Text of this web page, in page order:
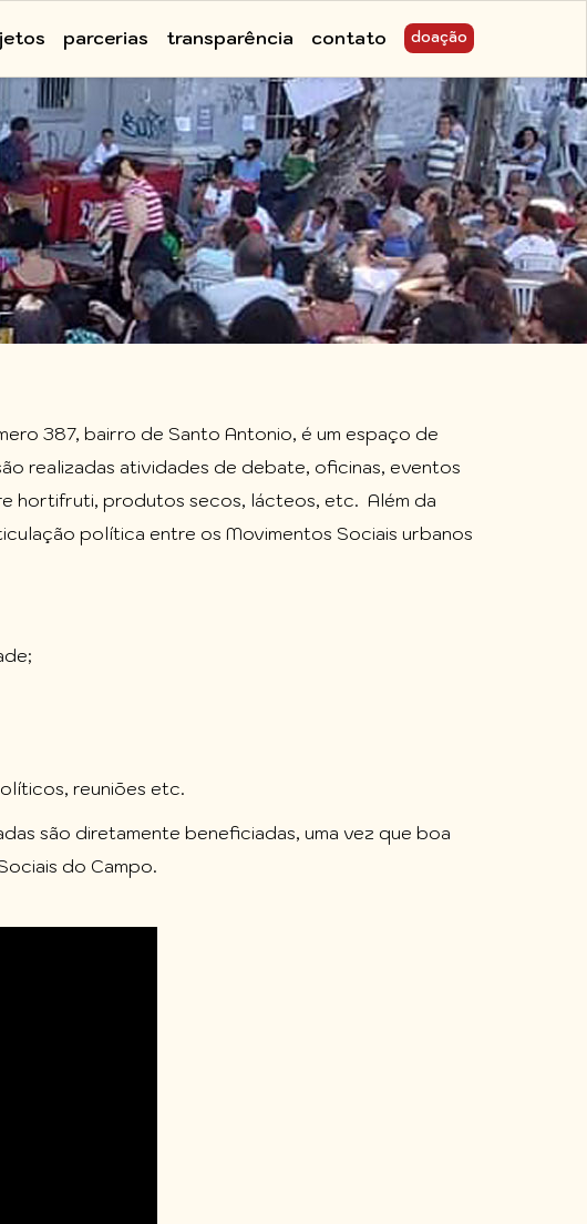
parcerias transparência contato doação
387, bairro de Santo Antonio, é um espaço de
realizadas atividades de debate, oficinas, eventos
hortifruti, produtos secos, lácteos, etc. Além da
política entre os Movimentos Sociais urbanos
reuniões etc.
são diretamente beneficiadas, uma vez que boa
do Campo.